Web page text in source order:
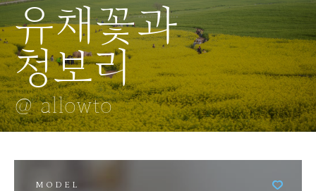
유채꽃과
청보리
@ allowto
성당의 야경
@ allowto
악세사리
@ allowto
아름다운
경복궁 단청
@ allowto
거름
@ allowto
MODEL